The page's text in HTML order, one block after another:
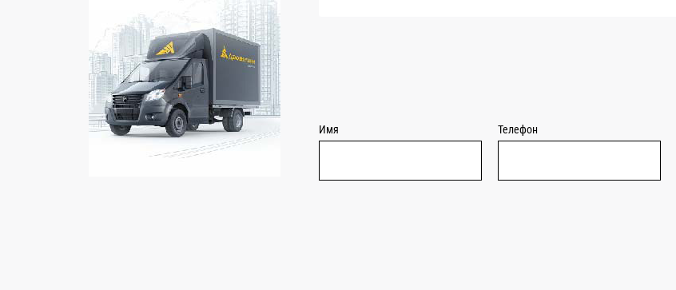
Имя Телефон